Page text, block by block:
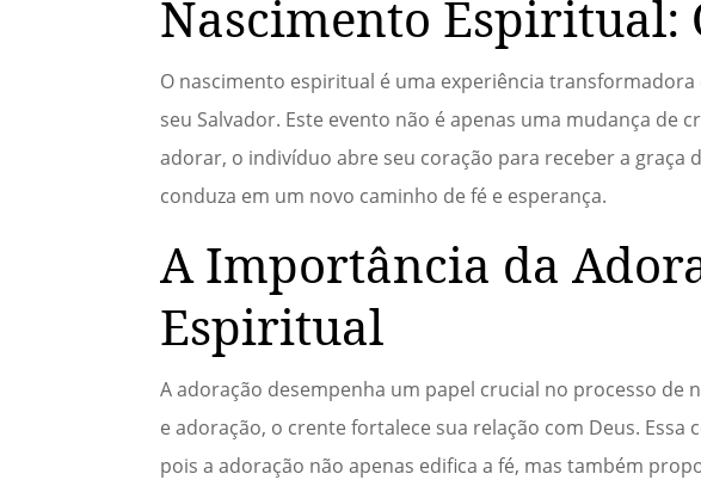
Nascimento Espiritual:
O nascimento espiritual é uma experiência
seu Salvador. Este evento não é apenas uma mudança de
adorar, o indivíduo abre seu coração para receber a
conduza em um novo caminho de fé e esperança.
A Importância da
Espiritual
A adoração desempenha um papel crucial no processo
e adoração, o crente fortalece sua relação com Deus.
pois a adoração não apenas edifica a fé, mas também